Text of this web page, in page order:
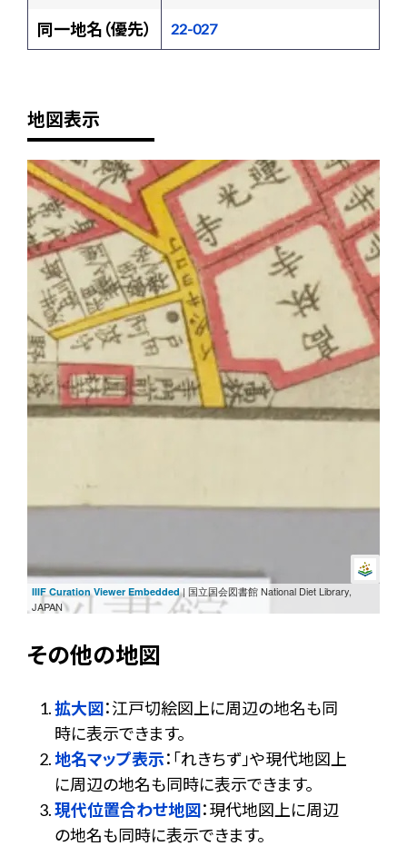
同一地名（優先）
22-027
地図表示
+
-
IIIF Curation Viewer Embedded| 国立国会図書館 National Diet Library,
JAPAN
その他の地図
拡大図：江戸切絵図上に周辺の地名も同
時に表示できます。
地名マップ表示：「れきちず」や現代地図上
に周辺の地名も同時に表示できます。
現代位置合わせ地図：現代地図上に周辺
の地名も同時に表示できます。